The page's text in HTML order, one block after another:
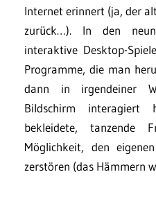
Internet erinnert (ja, der
zurück…). In den
interaktive Desktop-
Programme, die man
dann in irgendeiner
Bildschirm interagiert
bekleidete, tanzende
Möglichkeit, den
zerstören (das Hämmern